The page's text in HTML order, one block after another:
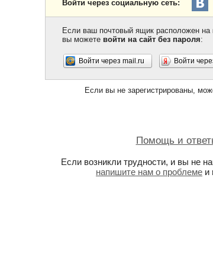
Войти через социальную сеть:
Если ваш почтовый ящик расположен на
вы можете войти на сайт без пароля:
Войти через mail.ru Войти
Если вы не зарегистрированы,
Помощь и
Если возникли трудности, и вы не
напишите нам о проблеме и